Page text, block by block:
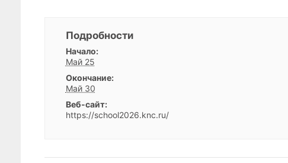
Подробности
Начало:
Май 25
Окончание:
Май 30
Веб-сайт:
https://school2026.knc.ru/